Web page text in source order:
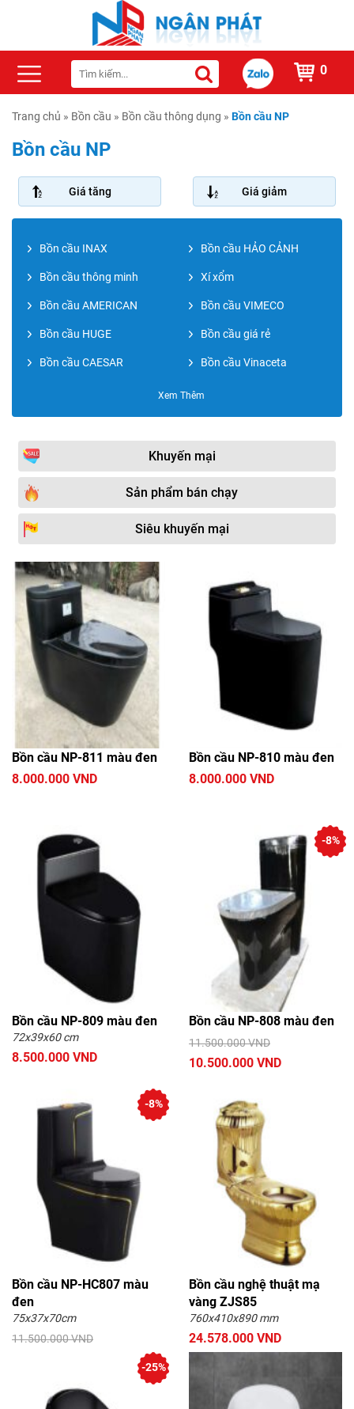
0
Trang chủ » Bồn cầu » Bồn cầu thông dụng » Bồn cầu NP
Bồn cầu NP
Giá tăng Giá giảm
Bồn cầu INAX Bồn cầu HẢO CẢNH
Bồn cầu thông minh Xí xổm
Bồn cầu AMERICAN Bồn cầu VIMECO
Bồn cầu HUGE Bồn cầu giá rẻ
Bồn cầu CAESAR Bồn cầu Vinaceta
Bồn cầu xử lý chất thải
Bồn cầu TOTO Bồn cầu Royal
Nắp đậy bồn cầu
Bồn cầu Kohler Bồn cầu Moen
Bồn cầu Paffoni Bồn cầu két âm tường
Bồn cầu VIGLACERA
Bồn cầu Bancoot
Bồn cầu Duravit Bồn cầu JOMOO
Bồn cầu Moonoah Phụ kiện bồn cầu
Bồn cầu Hafele Bồn cầu GROHE
Bồn cầu SW Dauer Bồn cầu Sewo
Vòi xịt toilet Bồn cầu GOVERN
Bồn cầu NP
Bồn cầu nắp rửa cơ Bồn cầu BASIC
Bồn cầu Hanjin Bồn cầu Elimen
Bồn cầu nắp điện tử
Xem Thêm
Khuyến mại
Sản phẩm bán chạy
Siêu khuyến mại
Bồn cầu NP-811 màu đen
8.000.000 VND
Bồn cầu NP-810 màu đen
8.000.000 VND
Bồn cầu NP-809 màu đen
72x39x60 cm
8.500.000 VND
Bồn cầu NP-808 màu đen
11.500.000 VND
10.500.000 VND
-8%
Bồn cầu NP-HC807 màu
đen
75x37x70cm
11.500.000 VND
-8%
Bồn cầu nghệ thuật mạ
vàng ZJS85
760x410x890 mm
24.578.000 VND
-25%